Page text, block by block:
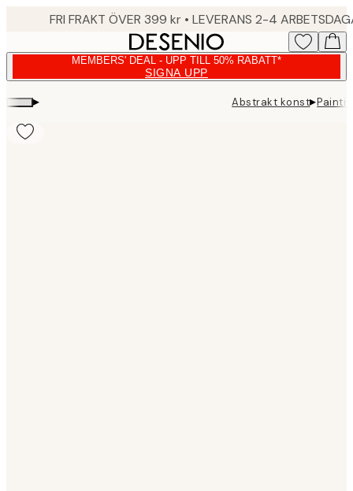
FRI FRAKT ÖVER 399 kr • LEVERANS 2-4
MEMBERS' DEAL - UPP TILL 50% RABATT*
SIGNA UPP
▸ Abstrakt konst▸